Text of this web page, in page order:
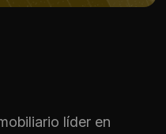
líder en